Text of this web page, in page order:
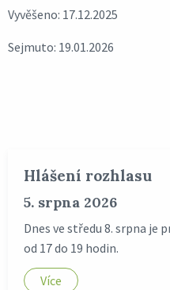
Vyvěšeno: 17.12.2025
Sejmuto: 19.01.2026
Hlášení rozhlasu
5. srpna 2026
Dnes ve středu 8. srpna je
od 17 do 19 hodin.
Více